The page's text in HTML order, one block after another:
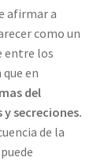
afirmar a
como un
entre los
en
del
secreciones.
de la